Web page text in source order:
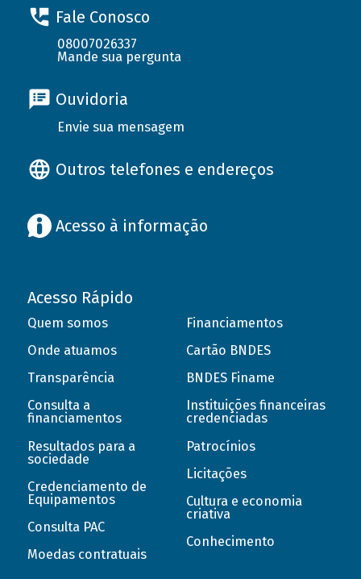
Fale Conosco
08007026337
Mande sua pergunta
Ouvidoria
Envie sua mensagem
Outros telefones e endereços
Acesso à informação
Acesso Rápido
Quem somos
Onde atuamos
Transparência
Consulta a
financiamentos
Resultados para a
sociedade
Credenciamento de
Equipamentos
Consulta PAC
Moedas contratuais
Financiamentos
Cartão BNDES
BNDES Finame
Instituições financeiras
credenciadas
Patrocínios
Licitações
Cultura e economia
criativa
Conhecimento